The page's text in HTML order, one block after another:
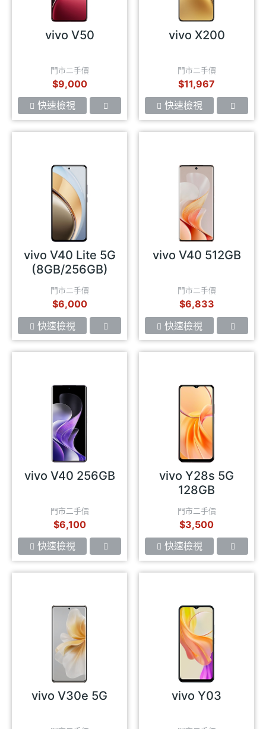
vivo V50
門市二手價
$9,000
快速檢視
vivo X200
門市二手價
$11,967
快速檢視
vivo V40 Lite 5G
(8GB/256GB)
門市二手價
$6,000
快速檢視
vivo V40 512GB
門市二手價
$6,833
快速檢視
vivo V40 256GB
門市二手價
$6,100
快速檢視
vivo Y28s 5G
128GB
門市二手價
$3,500
快速檢視
vivo V30e 5G vivo Y03